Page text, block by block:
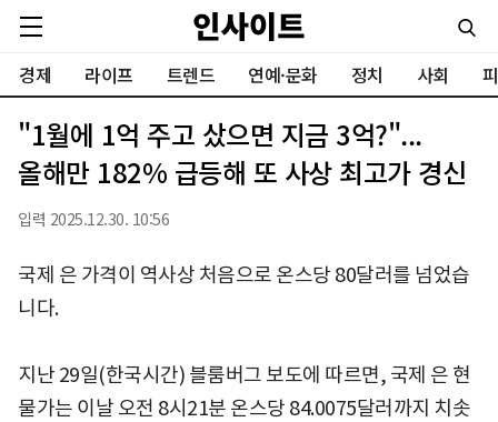
경제 라이프 트렌드 연예·문화 정치 사회
"1월에 1억 주고 샀으면 지금 3억?"...
올해만 182% 급등해 또 사상 최고가 경신
입력 2025.12.30. 10:56
국제 은 가격이 역사상 처음으로 온스당 80달러를 넘었습
니다.
지난 29일(한국시간) 블룸버그 보도에 따르면, 국제 은 현
물가는 이날 오전 8시21분 온스당 84.0075달러까지 치솟